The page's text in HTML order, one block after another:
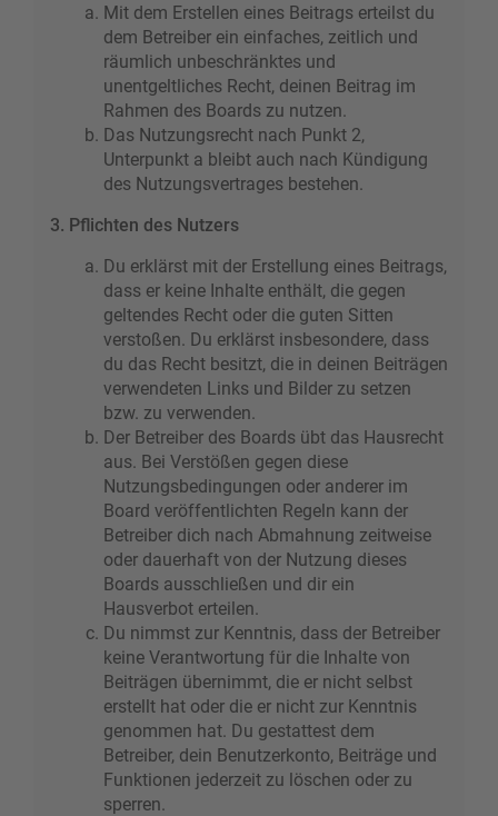
Mit dem Erstellen eines Beitrags erteilst du
dem Betreiber ein einfaches, zeitlich und
räumlich unbeschränktes und
unentgeltliches Recht, deinen Beitrag im
Rahmen des Boards zu nutzen.
Das Nutzungsrecht nach Punkt 2,
Unterpunkt a bleibt auch nach Kündigung
des Nutzungsvertrages bestehen.
3. Pflichten des Nutzers
Du erklärst mit der Erstellung eines Beitrags,
dass er keine Inhalte enthält, die gegen
geltendes Recht oder die guten Sitten
verstoßen. Du erklärst insbesondere, dass
du das Recht besitzt, die in deinen Beiträgen
verwendeten Links und Bilder zu setzen
bzw. zu verwenden.
Der Betreiber des Boards übt das Hausrecht
aus. Bei Verstößen gegen diese
Nutzungsbedingungen oder anderer im
Board veröffentlichten Regeln kann der
Betreiber dich nach Abmahnung zeitweise
oder dauerhaft von der Nutzung dieses
Boards ausschließen und dir ein
Hausverbot erteilen.
Du nimmst zur Kenntnis, dass der Betreiber
keine Verantwortung für die Inhalte von
Beiträgen übernimmt, die er nicht selbst
erstellt hat oder die er nicht zur Kenntnis
genommen hat. Du gestattest dem
Betreiber, dein Benutzerkonto, Beiträge und
Funktionen jederzeit zu löschen oder zu
sperren.